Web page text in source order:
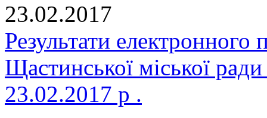
23.02.2017
Результати електронного
Щастинської міської
23.02.2017 р .